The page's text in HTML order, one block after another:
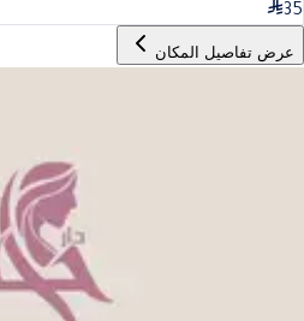
35
عرض تفاصيل المكان